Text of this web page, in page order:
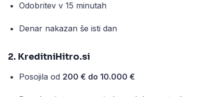
Odobritev v 15 minutah
Denar nakazan še isti dan
2. KreditniHitro.si
Posojila od 200 € do 10.000 €